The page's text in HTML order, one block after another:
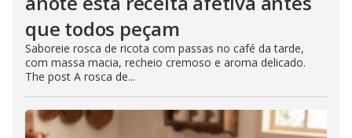
que todos peçam
Saboreie rosca de ricota com passas no café da tarde,
com massa macia, recheio cremoso e aroma delicado.
The post A rosca de...